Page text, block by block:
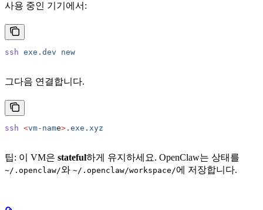
사용 중인 기기에서:
ssh exe.dev new
그다음 연결합니다.
ssh <vm-name> .exe.xyz
팁: 이 VM은 stateful하게 유지하세요. OpenClaw는 상태를
~/.openclaw/와 ~/.openclaw/workspace/에 저장합니다.